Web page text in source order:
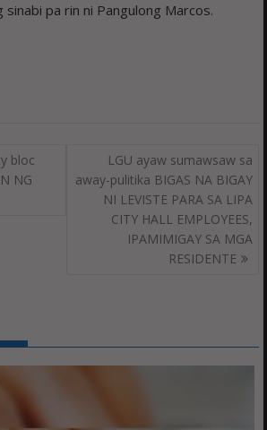
pa rin ni Pangulong Marcos.
bloc
NG
LGU ayaw sumawsaw sa
away-pulitika BIGAS NA BIGAY
NI LEVISTE PARA SA LIPA
CITY HALL EMPLOYEES,
IPAMIMIGAY SA MGA
RESIDENTE